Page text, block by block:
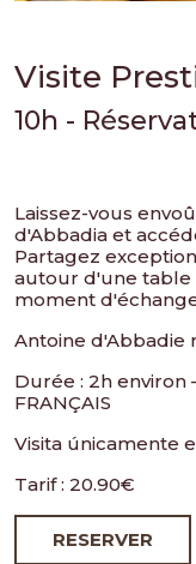
Visite
10h -
Laissez-vous
d'Abbadia et
Partagez
autour d'une table
moment
Antoine d'Abbadie
Durée : 2h environ
FRANÇAIS
Visita únicamente
Tarif : 20.90€
RESERVER